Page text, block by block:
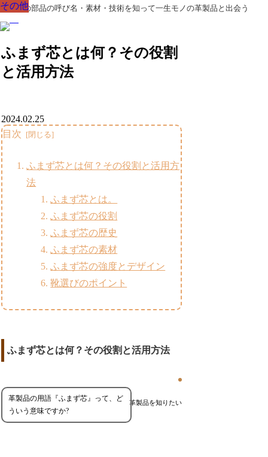
革製品の部品の呼び名・素材・技術を知って一生モノの革製品と出会う
ふまず芯とは何？その役割
と活用方法
その他
2024.02.25
目次
ふまず芯とは何？その役割と活用方
法
ふまず芯とは。
ふまず芯の役割
ふまず芯の歴史
ふまず芯の素材
ふまず芯の強度とデザイン
靴選びのポイント
ふまず芯とは何？その役割と活用方法
革製品を知りたい
革製品の用語『ふまず芯』って、ど
ういう意味ですか?
その他
その他
その他
その他
その他
その他